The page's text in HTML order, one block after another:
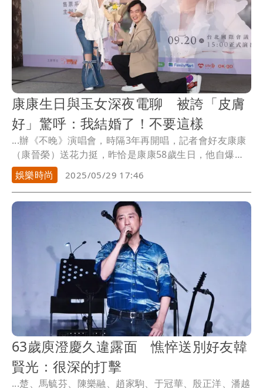
康康生日與玉女深夜電聊 被誇「皮膚
好」驚呼：我結婚了！不要這樣
...辦《不晚》演唱會，時隔3年再開唱，記者會好友康康
（康晉榮）送花力挺，昨恰是康康58歲生日，他自爆與
周...
娛樂時尚 2025/05/29 17:46
63歲庾澄慶久違露面 憔悴送別好友韓
賢光：很深的打擊
...楚、馬毓芬、陳樂融、趙家駒、于冠華、殷正洋、潘越